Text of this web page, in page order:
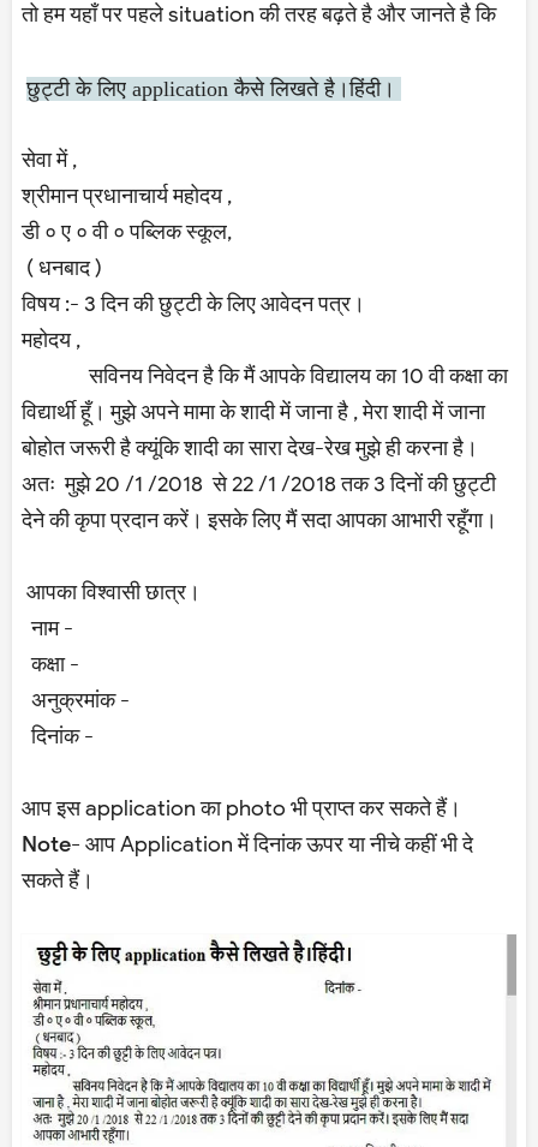
तो हम यहाँ पर पहले situation की तरह बढ़ते है और जानते है कि
छुट्टी के लिए application कैसे लिखते है।हिंदी।
सेवा में ,
श्रीमान प्रधानाचार्य महोदय ,
डी ० ए ० वी ० पब्लिक स्कूल,
( धनबाद )
विषय :- 3 दिन की छुट्टी के लिए आवेदन पत्र।
महोदय ,
सविनय निवेदन है कि मैं आपके विद्यालय का 10 वी कक्षा का
विद्यार्थी हूँ। मुझे अपने मामा के शादी में जाना है , मेरा शादी में जाना
बोहोत जरूरी है क्यूंकि शादी का सारा देख-रेख मुझे ही करना है।
अतः मुझे 20 /1 /2018 से 22 /1 /2018 तक 3 दिनों की छुट्टी
देने की कृपा प्रदान करें। इसके लिए मैं सदा आपका आभारी रहूँगा।
आपका विश्वासी छात्र।
नाम -
कक्षा -
अनुक्रमांक -
दिनांक -
आप इस application का photo भी प्राप्त कर सकते हैं।
Note- आप Application मेंदिनांकऊपर या नीचे कहीं भी दे
सकते हैं।